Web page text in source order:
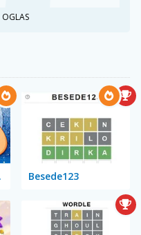
OGLAS
Besede123